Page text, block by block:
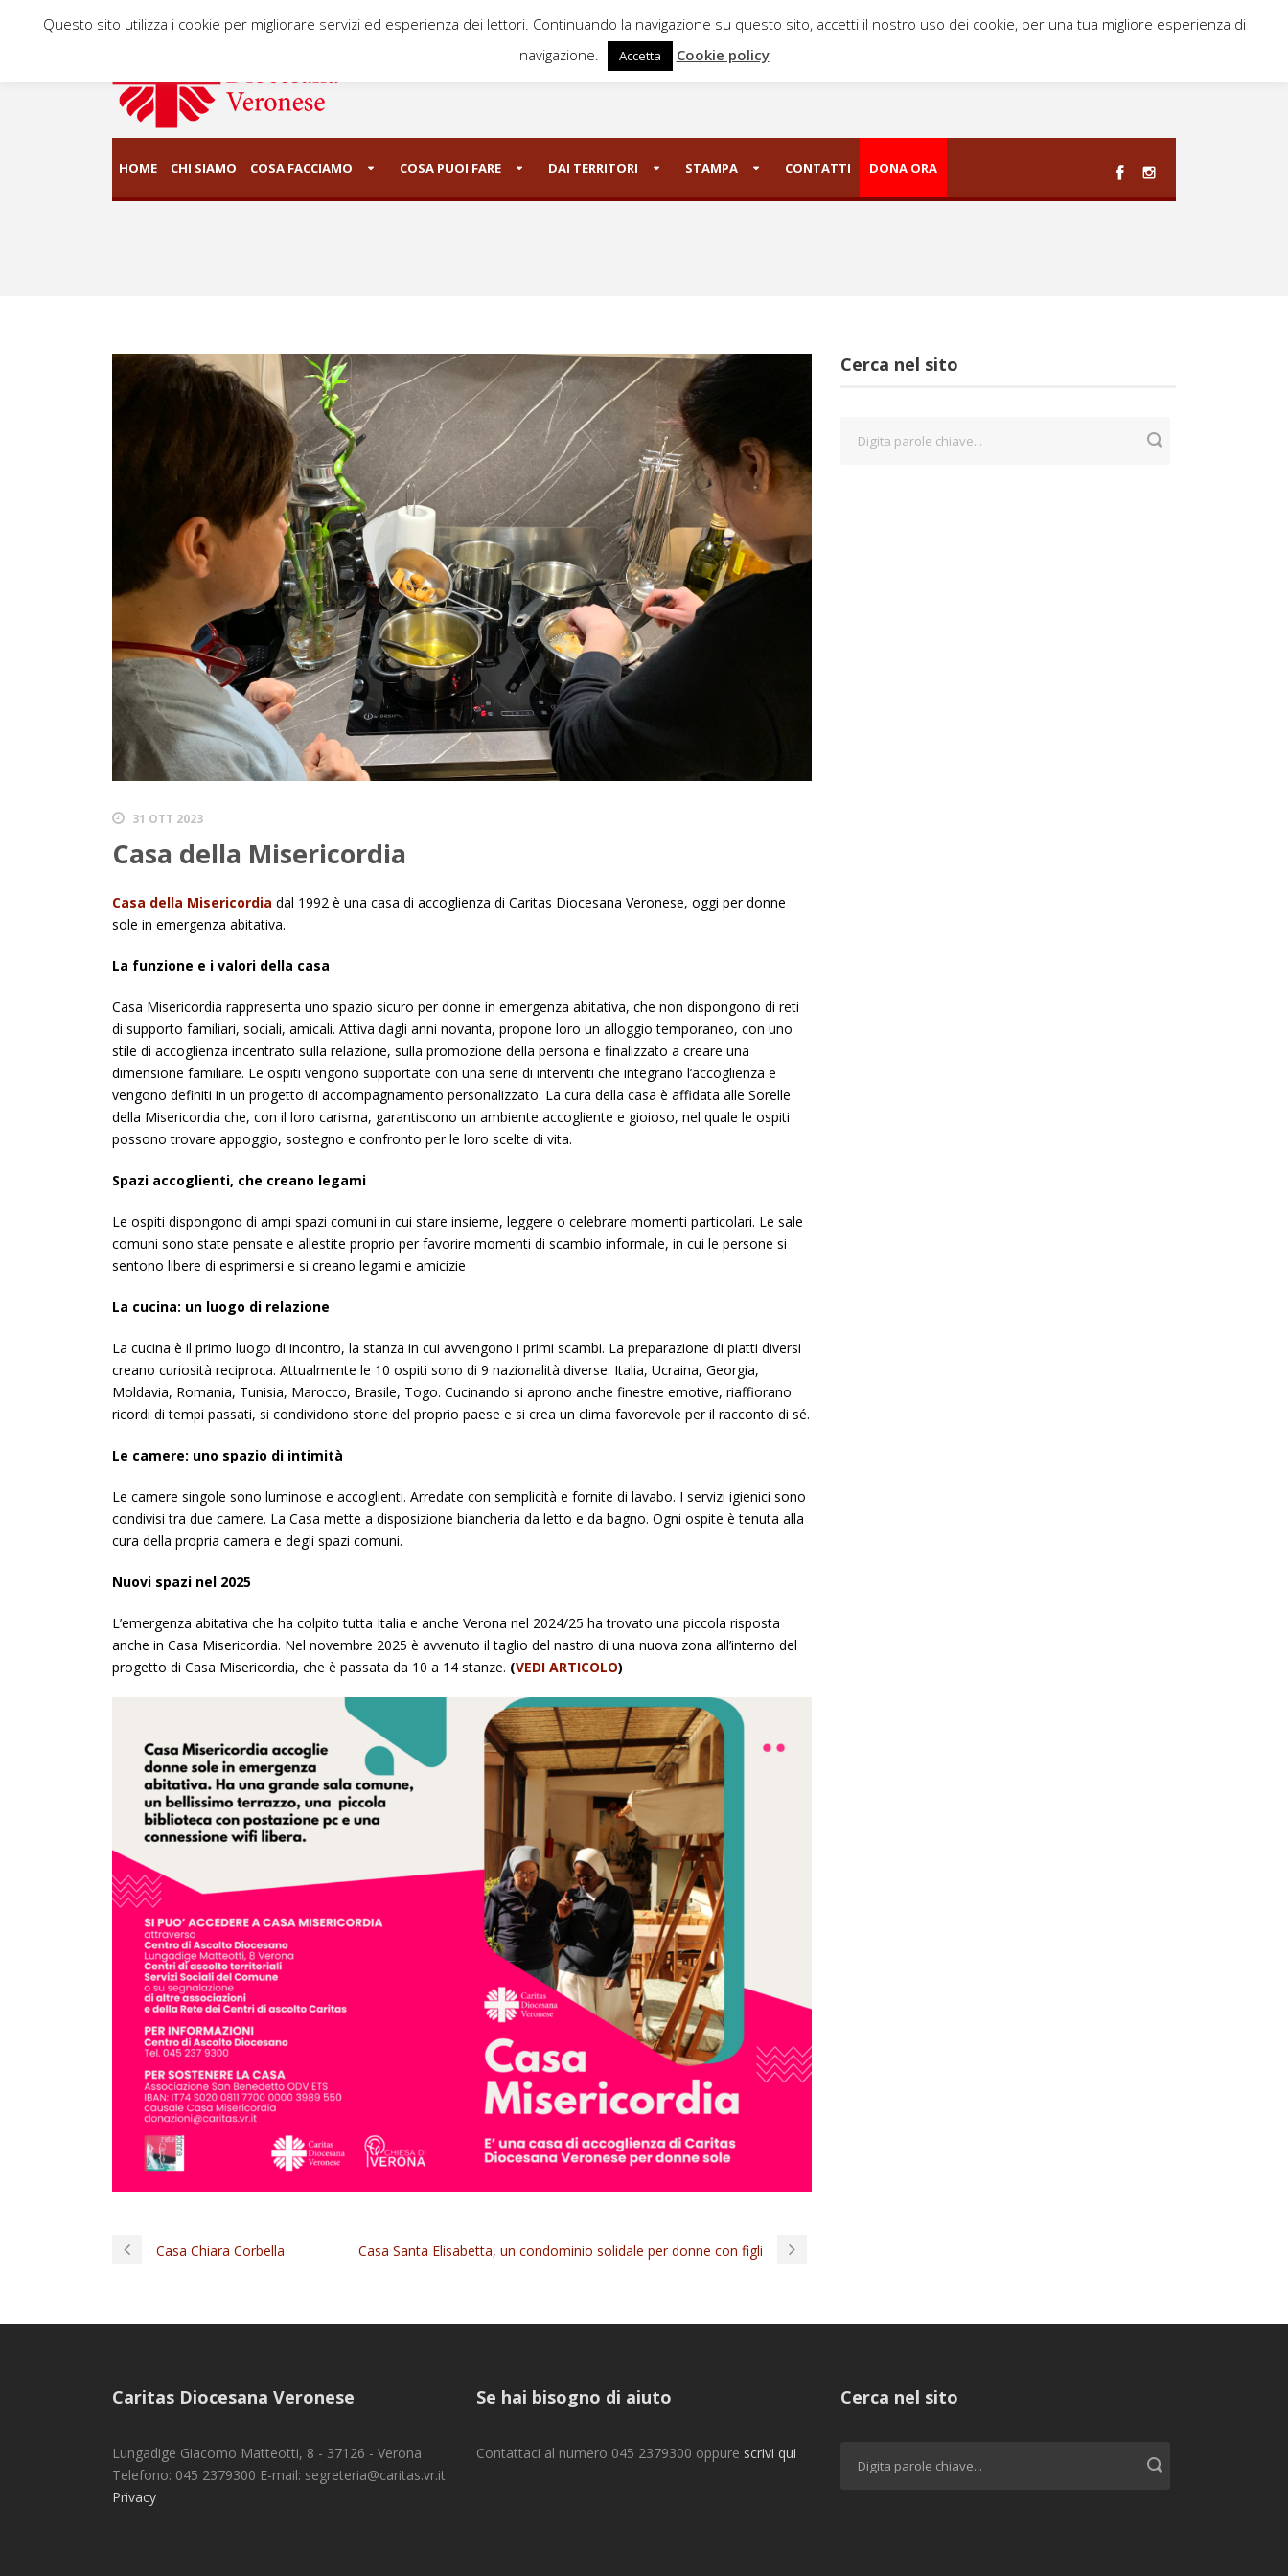
HOME CHI SIAMO COSA FACCIAMO COSA PUOI FARE DAI TERRITORI STAMPA CONTATTI DONA ORA
31 OTT 2023
Casa della Misericordia
Casa della Misericordia dal 1992 è una casa di accoglienza di Caritas Diocesana Veronese, oggi per donne
sole in emergenza abitativa.
La funzione e i valori della casa
Casa Misericordia rappresenta uno spazio sicuro per donne in emergenza abitativa, che non dispongono di reti
di supporto familiari, sociali, amicali. Attiva dagli anni novanta, propone loro un alloggio temporaneo, con uno
stile di accoglienza incentrato sulla relazione, sulla promozione della persona e finalizzato a creare una
dimensione familiare. Le ospiti vengono supportate con una serie di interventi che integrano l’accoglienza e
vengono definiti in un progetto di accompagnamento personalizzato. La cura della casa è affidata alle Sorelle
della Misericordia che, con il loro carisma, garantiscono un ambiente accogliente e gioioso, nel quale le ospiti
possono trovare appoggio, sostegno e confronto per le loro scelte di vita.
Spazi accoglienti, che creano legami
Le ospiti dispongono di ampi spazi comuni in cui stare insieme, leggere o celebrare momenti particolari. Le sale
comuni sono state pensate e allestite proprio per favorire momenti di scambio informale, in cui le persone si
sentono libere di esprimersi e si creano legami e amicizie
La cucina: un luogo di relazione
La cucina è il primo luogo di incontro, la stanza in cui avvengono i primi scambi. La preparazione di piatti diversi
creano curiosità reciproca. Attualmente le 10 ospiti sono di 9 nazionalità diverse: Italia, Ucraina, Georgia,
Moldavia, Romania, Tunisia, Marocco, Brasile, Togo. Cucinando si aprono anche finestre emotive, riaffiorano
ricordi di tempi passati, si condividono storie del proprio paese e si crea un clima favorevole per il racconto di sé.
Le camere: uno spazio di intimità
Le camere singole sono luminose e accoglienti. Arredate con semplicità e fornite di lavabo. I servizi igienici sono
condivisi tra due camere. La Casa mette a disposizione biancheria da letto e da bagno. Ogni ospite è tenuta alla
cura della propria camera e degli spazi comuni.
Nuovi spazi nel 2025
L’emergenza abitativa che ha colpito tutta Italia e anche Verona nel 2024/25 ha trovato una piccola risposta
anche in Casa Misericordia. Nel novembre 2025 è avvenuto il taglio del nastro di una nuova zona all’interno del
progetto di Casa Misericordia, che è passata da 10 a 14 stanze. (VEDI ARTICOLO)
Casa Chiara Corbella Casa Santa Elisabetta, un condominio solidale per donne con figli
Cerca nel sito
Caritas Diocesana Veronese
Lungadige Giacomo Matteotti, 8 - 37126 - Verona
Telefono: 045 2379300 E-mail: segreteria@caritas.vr.it
Privacy
Se hai bisogno di aiuto
Contattaci al numero 045 2379300 oppure scrivi qui
Cerca nel sito
Questo sito utilizza i cookie per migliorare servizi ed esperienza dei lettori. Continuando la navigazione su questo sito, accetti il nostro uso dei cookie, per una tua migliore esperienza di
navigazione.
Accetta Cookie policy